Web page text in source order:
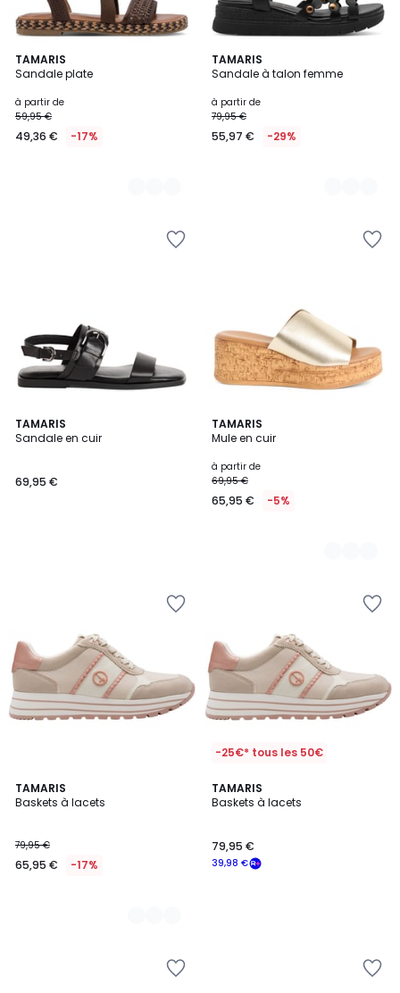
TAMARIS
Sandale plate
à partir de
59,95 €
49,36 € -17%
2
Couleurs
TAMARIS
Sandale à talon femme
à partir de
79,95 €
55,97 € -29%
3
Couleurs
TAMARIS
Sandale en cuir
69,95 €
TAMARIS
Mule en cuir
à partir de
69,95 €
65,95 € -5%
3
Couleurs
TAMARIS
Baskets à lacets
79,95 €
65,95 € -17%
2
Couleurs
-25€* tous les 50€
TAMARIS
Baskets à lacets
39,98 €
79,95 €